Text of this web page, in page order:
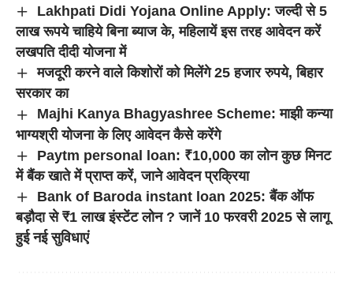
Lakhpati Didi Yojana Online Apply: जल्दी से 5
लाख रूपये चाहिये बिना ब्याज के, महिलायें इस तरह आवेदन करें
लखपति दीदी योजना में
मजदूरी करने वाले किशोरों को मिलेंगे 25 हजार रुपये, बिहार
सरकार का
Majhi Kanya Bhagyashree Scheme: माझी कन्या
भाग्यश्री योजना के लिए आवेदन कैसे करेंगे
Paytm personal loan: ₹10,000 का लोन कुछ मिनट
में बैंक खाते में प्राप्त करें, जाने आवेदन प्रक्रिया
Bank of Baroda instant loan 2025: बैंक ऑफ
बड़ौदा से ₹1 लाख इंस्टेंट लोन ? जानें 10 फरवरी 2025 से लागू
हुई नई सुविधाएं